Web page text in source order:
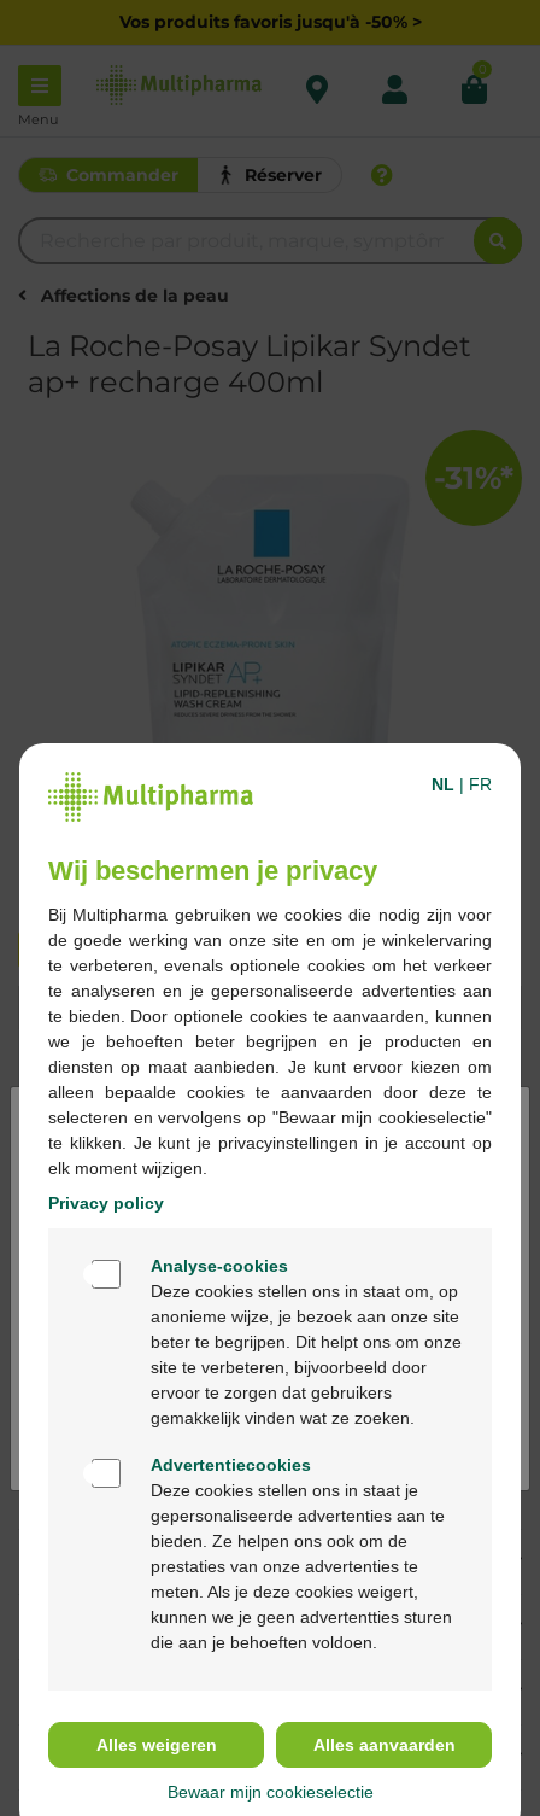
Vos produits favoris jusqu'à -50% >
Menu
0
Commander Réserver
Affections de la peau
La Roche-Posay Lipikar Syndet
ap+ recharge 400ml
-31%*
14,40 € 20,95 €
Commander Réserver
En stock en ligne
- + Ajouter au panier
Quantité max. = 12
le jour ouvrable suivant
gratuitedans votre pharmacie Multipharma
Livraison à domicilegratuite à partir de 55 €
sécurisé
Service clientèlepar chat ouformulaire de contact
Description du produit
Usage
×
Bienvenue
Ga verder in het nederlands
Continuez en français
NL | FR
Wij beschermen je privacy
Bij Multipharma gebruiken we cookies die nodig zijn voor
de goede werking van onze site en om je winkelervaring
te verbeteren, evenals optionele cookies om het verkeer
te analyseren en je gepersonaliseerde advertenties aan
te bieden. Door optionele cookies te aanvaarden, kunnen
we je behoeften beter begrijpen en je producten en
diensten op maat aanbieden. Je kunt ervoor kiezen om
alleen bepaalde cookies te aanvaarden door deze te
selecteren en vervolgens op "Bewaar mijn cookieselectie"
te klikken. Je kunt je privacyinstellingen in je account op
elk moment wijzigen.
Privacy policy
Analyse-cookies
Deze cookies stellen ons in staat om, op
anonieme wijze, je bezoek aan onze site
beter te begrijpen. Dit helpt ons om onze
site te verbeteren, bijvoorbeeld door
ervoor te zorgen dat gebruikers
gemakkelijk vinden wat ze zoeken.
Advertentiecookies
Deze cookies stellen ons in staat je
gepersonaliseerde advertenties aan te
bieden. Ze helpen ons ook om de
prestaties van onze advertenties te
meten. Als je deze cookies weigert,
kunnen we je geen advertentties sturen
die aan je behoeften voldoen.
Alles weigeren Alles aanvaarden
Bewaar mijn cookieselectie